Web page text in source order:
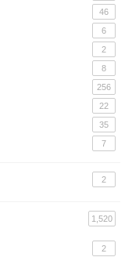
46
6
2
8
256
22
35
7
2
1,520
2